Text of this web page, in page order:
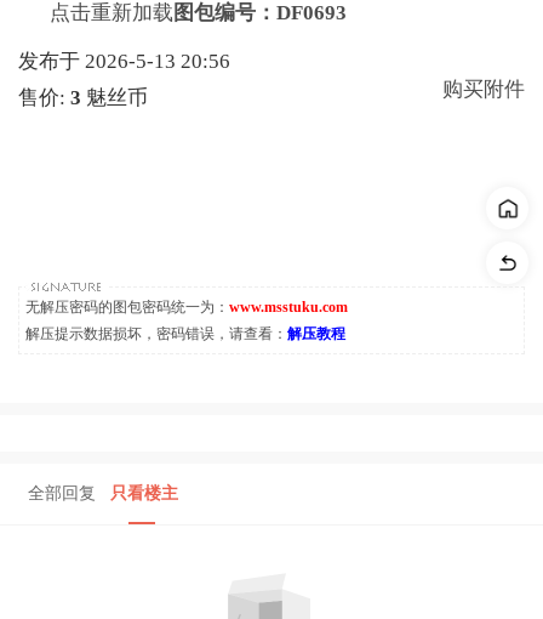
点击重新加载 图包编号：DF0693
发布于 2026-5-13 20:56
售价: 3 魅丝币 购买附件
无解压密码的图包密码统一为： www.msstuku.com
解压提示数据损坏，密码错误，请查看： 解压教程
全部回复 只看楼主